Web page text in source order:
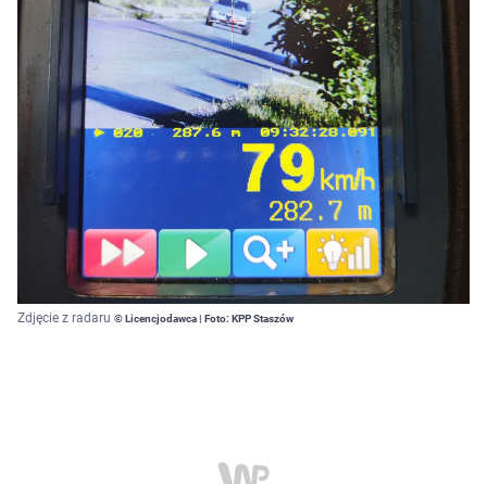
Zdjęcie z radaru © Licencjodawca | Foto: KPP Staszów